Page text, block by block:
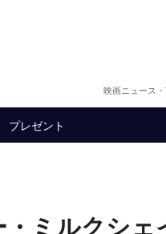
映画ニュース
プレゼント
ミルクシェ